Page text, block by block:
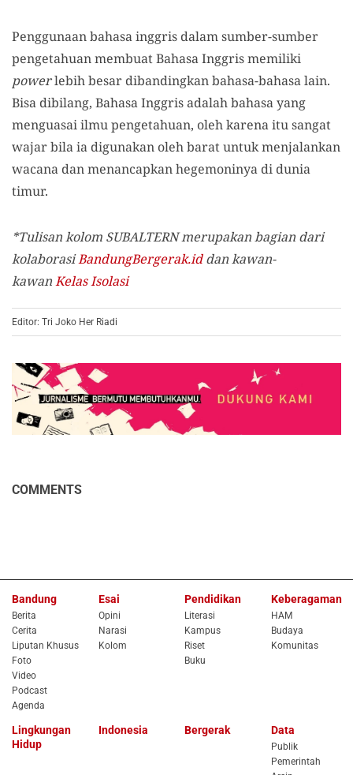
Penggunaan bahasa inggris dalam sumber-sumber
pengetahuan membuat Bahasa Inggris memiliki
powerlebih besar dibandingkan bahasa-bahasa lain.
Bisa dibilang, Bahasa Inggris adalah bahasa yang
menguasai ilmu pengetahuan, oleh karena itu sangat
wajar bila ia digunakan oleh barat untuk menjalankan
wacana dan menancapkan hegemoninya di dunia
timur.
*Tulisan kolom SUBALTERN merupakan bagian dari
kolaborasiBandungBergerak.id dan kawan-
kawanKelas Isolasi
Editor: Tri Joko Her Riadi
COMMENTS
Bandung
Berita
Cerita
Liputan Khusus
Foto
Video
Podcast
Agenda
Esai
Opini
Narasi
Kolom
Pendidikan
Literasi
Kampus
Riset
Buku
Keberagaman
HAM
Budaya
Komunitas
Lingkungan
Hidup
Indonesia Bergerak Data
Publik
Pemerintah